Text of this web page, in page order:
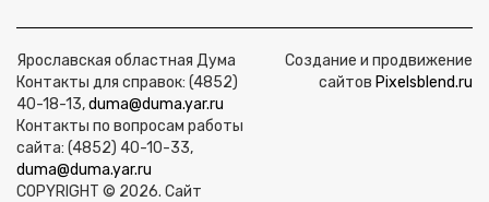
Ярославская областная Дума
Контакты для справок: (4852)
40-18-13,duma@duma.yar.ru
Контакты по вопросам работы
сайта: (4852) 40-10-33,
duma@duma.yar.ru
COPYRIGHT © 2026. Сайт
Создание и продвижение
сайтов Pixelsblend.ru